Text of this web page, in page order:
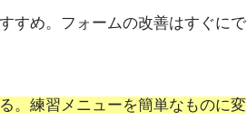
すめ。フォームの改善はすぐにで
。練習メニューを簡単なものに変